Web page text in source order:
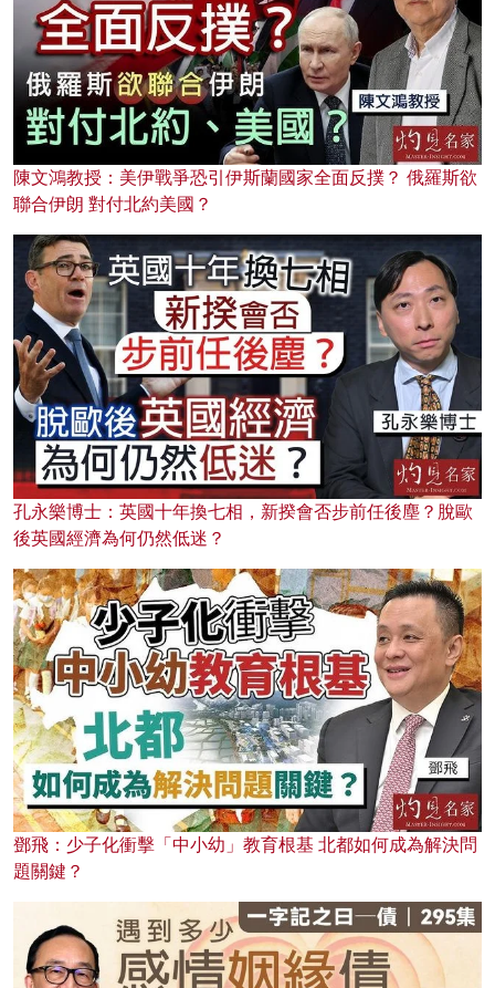
陳文鴻教授：美伊戰爭恐引伊斯蘭國家全面反撲？ 俄羅斯欲
聯合伊朗 對付北約美國？
孔永樂博士：英國十年換七相，新揆會否步前任後塵？脫歐
後英國經濟為何仍然低迷？
鄧飛：少子化衝擊「中小幼」教育根基 北都如何成為解決問
題關鍵？